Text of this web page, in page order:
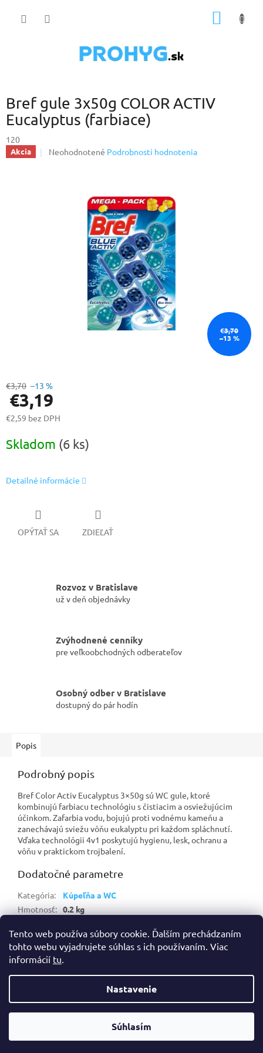
Tento web používa súbory cookie. Ďalším prechádzaním
tohto webu vyjadrujete súhlas s ich používaním. Viac
informácií tu.
Nastavenie
Súhlasím
Bref gule 3x50g COLOR ACTIV
Eucalyptus (farbiace)
120
Akcia
Priemerné
hviezdičiek.
Neohodnotené Podrobnosti hodnotenia
€3,70
–13 %
€3,70 –13 %
€3,19
€2,59 bez DPH
cena:
Skladom (6 ks)
Pridať do košíka
Detailné informácie
OPÝTAŤ SA ZDIEĽAŤ
Rozvoz v Bratislave
už v deň objednávky
Zvýhodnené cenníky
pre veľkoobchodných odberateľov
Osobný odber v Bratislave
dostupný do pár hodín
Popis
Podrobný popis
Bref Color Activ Eucalyptus 3×50g sú WC gule, ktoré
kombinujú farbiacu technológiu s čistiacim a osviežujúcim
účinkom. Zafarbia vodu, bojujú proti vodnému kameňu a
zanechávajú sviežu vôňu eukalyptu pri každom spláchnutí.
Vďaka technológii 4v1 poskytujú hygienu, lesk, ochranu a
vôňu v praktickom trojbalení.
Dodatočné parametre
Kategória:
Kúpeľňa a WC
Hmotnosť: 0.2 kg
Copyright 2026Prohyg | Profi hygiéna a drogéria. Všetky práva
vyhradené.